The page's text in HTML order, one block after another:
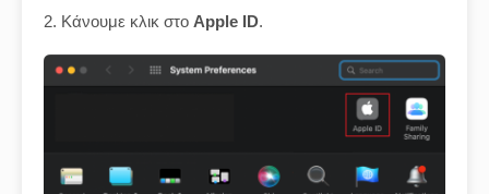
2. Κάνουμε κλικ στο Apple ID.